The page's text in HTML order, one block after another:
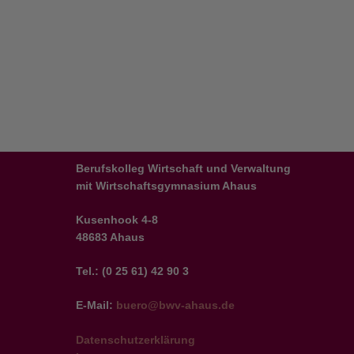
Berufskolleg Wirtschaft und Verwaltung
mit Wirtschaftsgymnasium Ahaus
Kusenhook 4-8
48683 Ahaus
Tel.: (0 25 61) 42 90 3
E-Mail: buero@bwv-ahaus.de
Datenschutzerklärung